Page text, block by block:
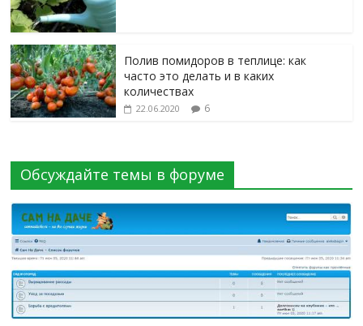
Полив помидоров в теплице: как
часто это делать и в каких
количествах
22.06.2020 6
Обсуждайте темы в форуме